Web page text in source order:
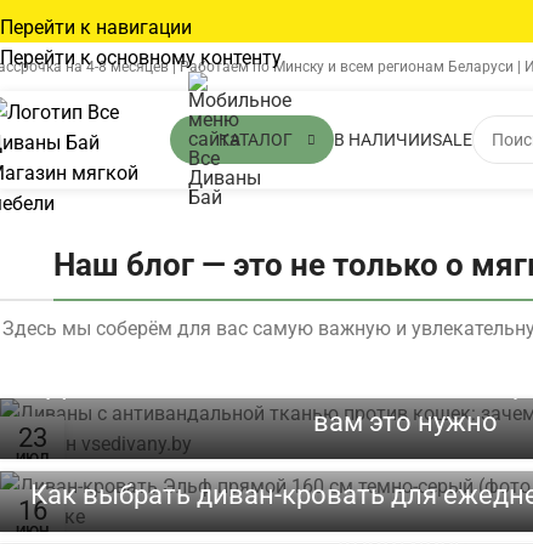
Перейти к навигации
Перейти к основному контенту
на 4-8 месяцев | Работаем по Минску и всем регионам Беларуси |
КАТАЛОГ В НАЛИЧИИSALE
Наш блог — это не только о
Здесь мы соберём для вас самую важную и
23
ИЮЛ
вам это нужно
16
ИЮН
Как выбрать диван-кровать для
Угловой или прямой диван: что